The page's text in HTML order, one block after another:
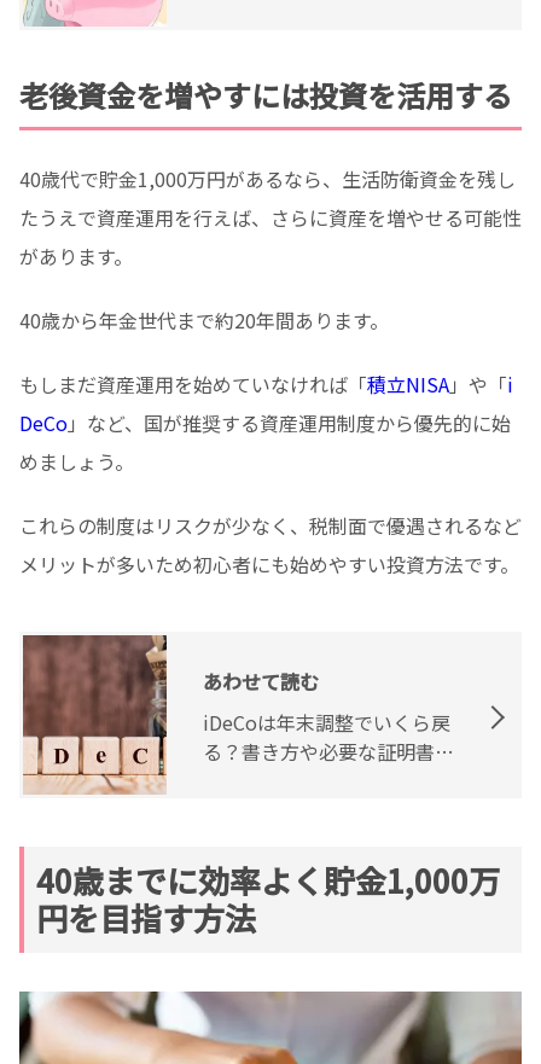
老後資金を増やすには投資を活用する
40歳代で貯金1,000万円があるなら、生活防衛資金を残し
たうえで資産運用を行えば、さらに資産を増やせる可能性
があります。
40歳から年金世代まで約20年間あります。
もしまだ資産運用を始めていなければ「積立NISA」や「i
DeCo」など、国が推奨する資産運用制度から優先的に始
めましょう。
これらの制度はリスクが少なく、税制面で優遇されるなど
メリットが多いため初心者にも始めやすい投資方法です。
あわせて読む
iDeCoは年末調整でいくら戻
る？書き方や必要な証明書に
40歳までに効率よく貯金1,000万
円を目指す方法